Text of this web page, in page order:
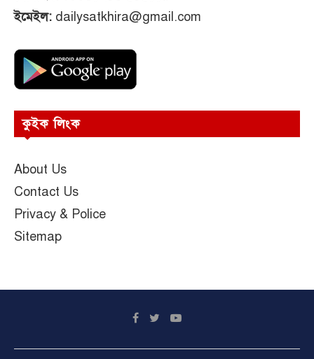
ইমেইল: dailysatkhira@gmail.com
কুইক লিংক
About Us
Contact Us
Privacy & Police
Sitemap